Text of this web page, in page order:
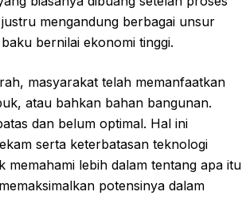
mengandung berbagai unsur
bernilai ekonomi tinggi.
masyarakat telah memanfaatkan
atau bahkan bahan bangunan.
dan belum optimal. Hal ini
serta keterbatasan teknologi
lebih dalam tentang apa itu
potensinya dalam